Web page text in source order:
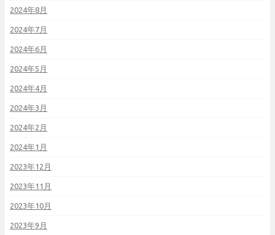
2024年8月
2024年7月
2024年6月
2024年5月
2024年4月
2024年3月
2024年2月
2024年1月
2023年12月
2023年11月
2023年10月
2023年9月